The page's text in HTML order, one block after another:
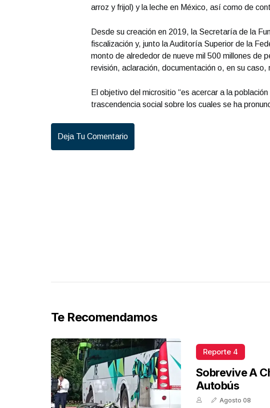
arroz y frijol) y la leche en México, así como de
Desde su creación en 2019, la Secretaría de la
fiscalización y, junto la Auditoría Superior de la
monto de alrededor de nueve mil 500 millones de
revisión, aclaración, documentación o, en su caso,
El objetivo del micrositio “es acercar a la
trascendencia social sobre los cuales se ha
Deja Tu Comentario
Te Recomendamos
Reporte 4
Sobrevive A
Autobús
Agosto 08